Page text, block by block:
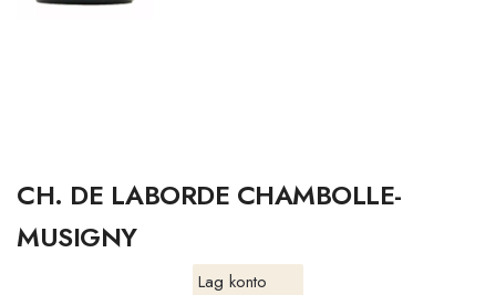
CH. DE LABORDE CHAMBOLLE-
MUSIGNY
Lag konto